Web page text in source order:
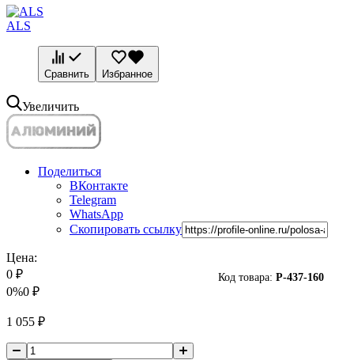
ALS
Сравнить Избранное
Увеличить
Поделиться
ВКонтакте
Telegram
WhatsApp
Скопировать ссылку
Код товара: P-437-160
Цена:
0 ₽
0%0 ₽
1 055 ₽